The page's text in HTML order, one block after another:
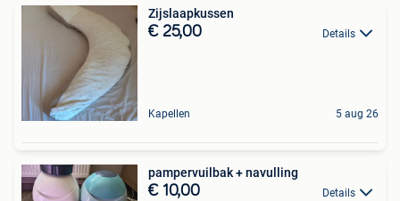
Zijslaapkussen
€ 25,00 Details
Kapellen 5 aug 26
pampervuilbak + navulling
€ 10,00 Details